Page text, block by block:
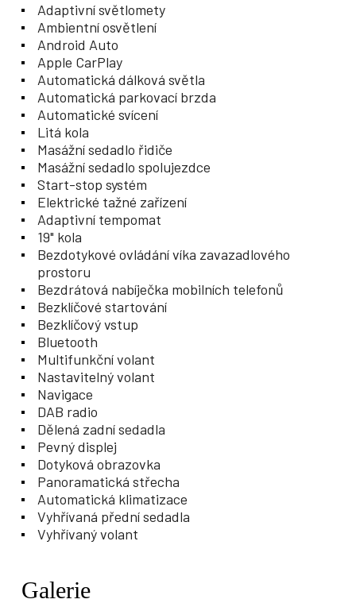
Adaptivní světlomety
Ambientní osvětlení
Android Auto
Apple CarPlay
Automatická dálková světla
Automatická parkovací brzda
Automatické svícení
Litá kola
Masážní sedadlo řidiče
Masážní sedadlo spolujezdce
Start-stop systém
Elektrické tažné zařízení
Adaptivní tempomat
19" kola
Bezdotykové ovládání víka zavazadlového
prostoru
Bezdrátová nabíječka mobilních telefonů
Bezklíčové startování
Bezklíčový vstup
Bluetooth
Multifunkční volant
Nastavitelný volant
Navigace
DAB radio
Dělená zadní sedadla
Pevný displej
Dotyková obrazovka
Panoramatická střecha
Automatická klimatizace
Vyhřívaná přední sedadla
Vyhřívaný volant
Galerie